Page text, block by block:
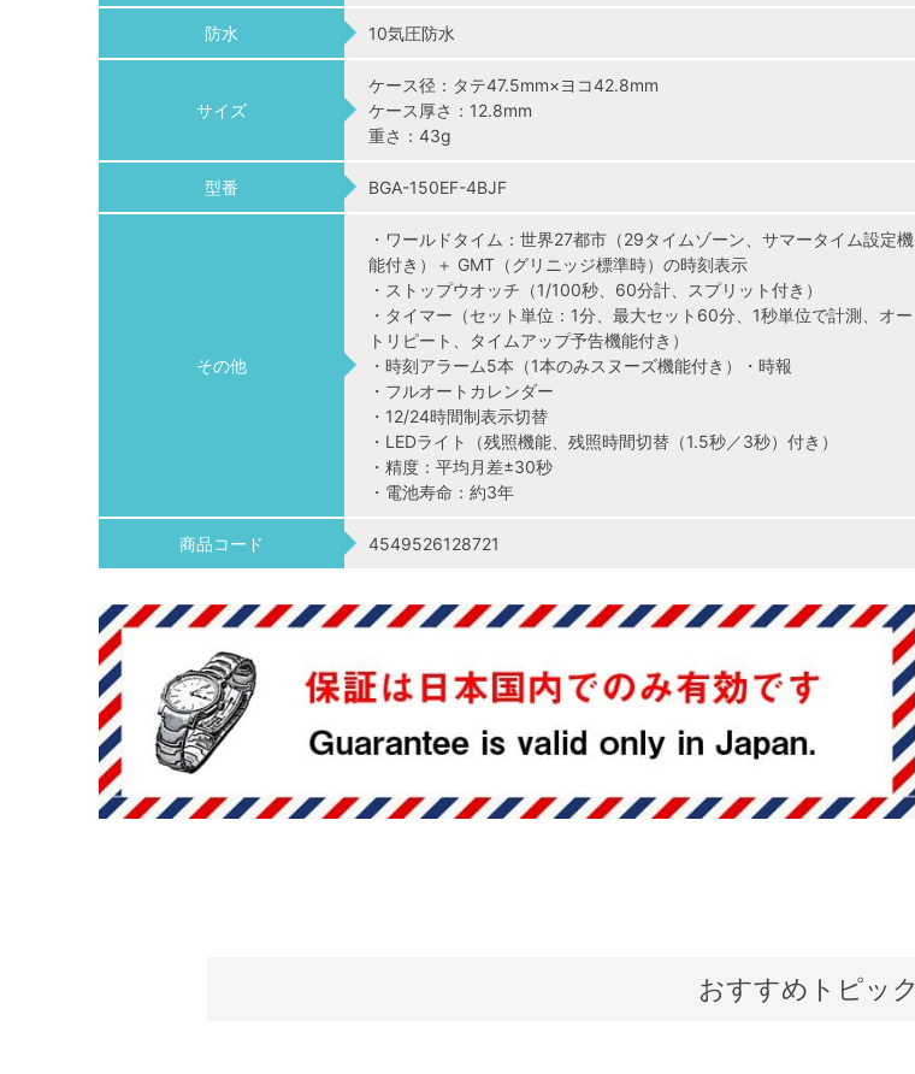
防水 10気圧防水
サイズ
ケース径：タテ47.5mm×ヨコ42.8mm
ケース厚さ：12.8mm
重さ：43g
型番 BGA-150EF-4BJF
その他
・ワールドタイム：世界27都市（29タイムゾーン、サマータイム設定機
能付き）＋ GMT（グリニッジ標準時）の時刻表示
・ストップウオッチ（1/100秒、60分計、スプリット付き）
・タイマー（セット単位：1分、最大セット60分、1秒単位で計測、オー
トリピート、タイムアップ予告機能付き）
・時刻アラーム5本（1本のみスヌーズ機能付き）・時報
・フルオートカレンダー
・12/24時間制表示切替
・LEDライト（残照機能、残照時間切替（1.5秒／3秒）付き）
・精度：平均月差±30秒
・電池寿命：約3年
商品コード 4549526128721
おすすめトピック